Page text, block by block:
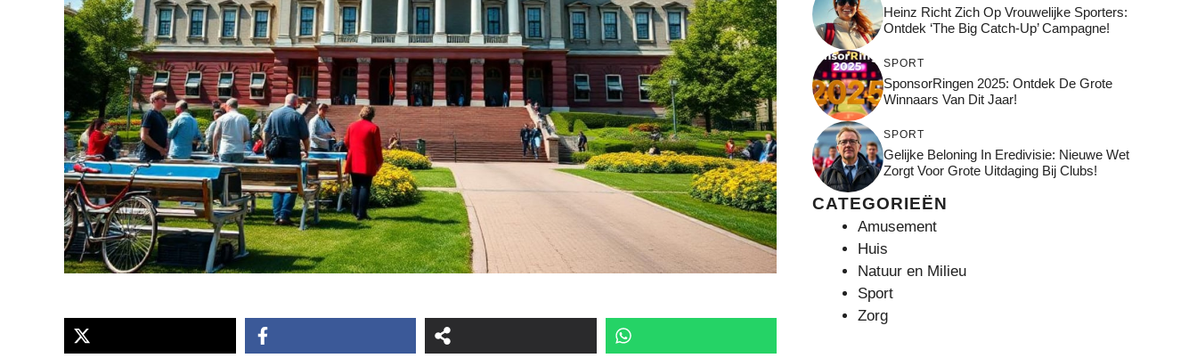
Heinz Richt Zich Op Vrouwelijke Sporters:
Ontdek ‘The Big Catch-Up’ Campagne!
SPORT
SponsorRingen 2025: Ontdek De Grote
Winnaars Van Dit Jaar!
SPORT
Gelijke Beloning In Eredivisie: Nieuwe Wet
Zorgt Voor Grote Uitdaging Bij Clubs!
CATEGORIEËN
Amusement
Huis
Natuur en Milieu
Sport
Zorg